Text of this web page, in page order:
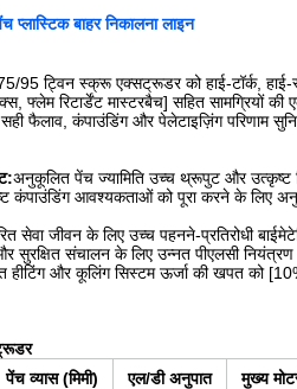
प्लास्टिक बाहर निकालना लाइन
ट्विन स्क्रू एक्सट्रूडर को हाई-टॉर्क, हाई-
फ्लेम रिटार्डेंट मास्टरबैच] सहित
फैलाव, कंपाउंडिंग और पेलेटाइज़िंग परिणाम
अनुकूलित पेंच ज्यामिति उच्च थ्रूपुट और उत्कृष्ट
कंपाउंडिंग आवश्यकताओं को पूरा करने के लिए
सेवा जीवन के लिए उच्च पहनने-प्रतिरोधी
सुरक्षित संचालन के लिए उन्नत पीएलसी
हीटिंग और कूलिंग सिस्टम ऊर्जा की खपत को
पेंच व्यास (मिमी) एल/डी अनुपात मुख्य